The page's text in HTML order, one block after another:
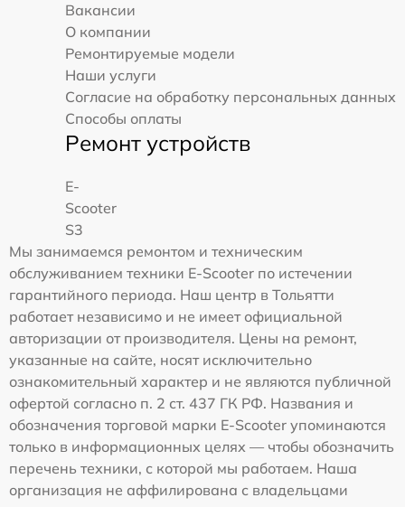
Вакансии
О компании
Ремонтируемые модели
Наши услуги
Согласие на обработку персональных данных
Способы оплаты
Ремонт устройств
E-
Scooter
S3
Мы занимаемся ремонтом и техническим
обслуживанием техники E-Scooter по истечении
гарантийного периода. Наш центр в Тольятти
работает независимо и не имеет официальной
авторизации от производителя. Цены на ремонт,
указанные на сайте, носят исключительно
ознакомительный характер и не являются публичной
офертой согласно п. 2 ст. 437 ГК РФ. Названия и
обозначения торговой марки E-Scooter упоминаются
только в информационных целях — чтобы обозначить
перечень техники, с которой мы работаем. Наша
организация не аффилирована с владельцами